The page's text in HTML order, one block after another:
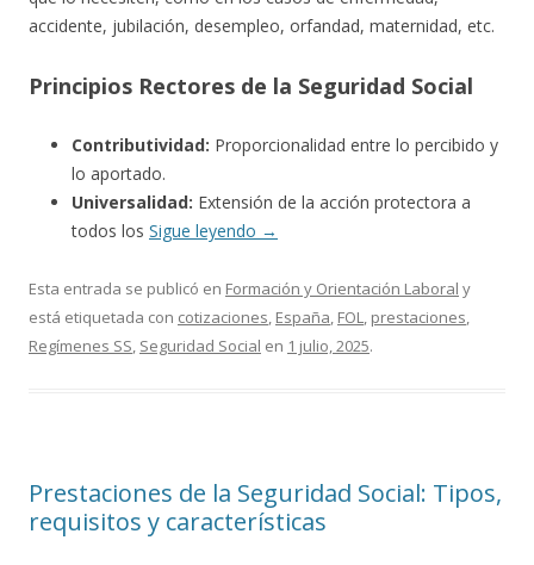
accidente, jubilación, desempleo, orfandad, maternidad, etc.
Principios Rectores de la Seguridad Social
Contributividad: Proporcionalidad entre lo percibido y
lo aportado.
Universalidad: Extensión de la acción protectora a
todos los Sigue leyendo →
Esta entrada se publicó en Formación y Orientación Laboral y
está etiquetada con cotizaciones, España, FOL, prestaciones,
Regímenes SS, Seguridad Social en 1 julio, 2025.
Prestaciones de la Seguridad Social: Tipos,
requisitos y características